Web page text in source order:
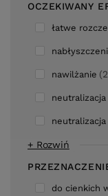
OCZEKIWANY
łatwe
nawilżanie
+ Rozwiń
do cienkich